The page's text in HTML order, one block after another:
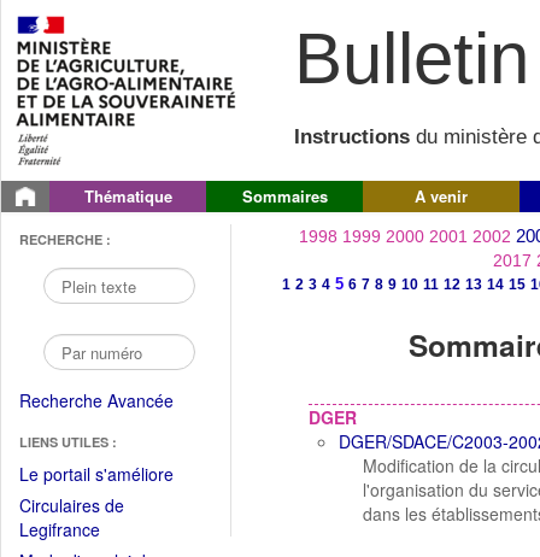
Instructions du ministère
Thématique Sommaires A venir
RECHERCHE :
Recherche Avancée
LIENS UTILES :
Le portail s'améliore(Fichier
Circulaires de
Legifrance(Ouvrir
dans
1998 1999 2000 2001 2002
2017
1 2 3 4 5 6 7 8 9 10 11 12 13 14 15
DGER
DGER/SDACE/C2003-
Modification de la
l'organisation du
dans les